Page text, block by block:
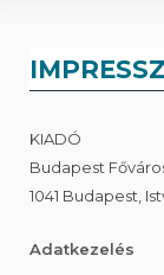
KIADÓ
Budapest
1041 Budapest,
Adatkezelés